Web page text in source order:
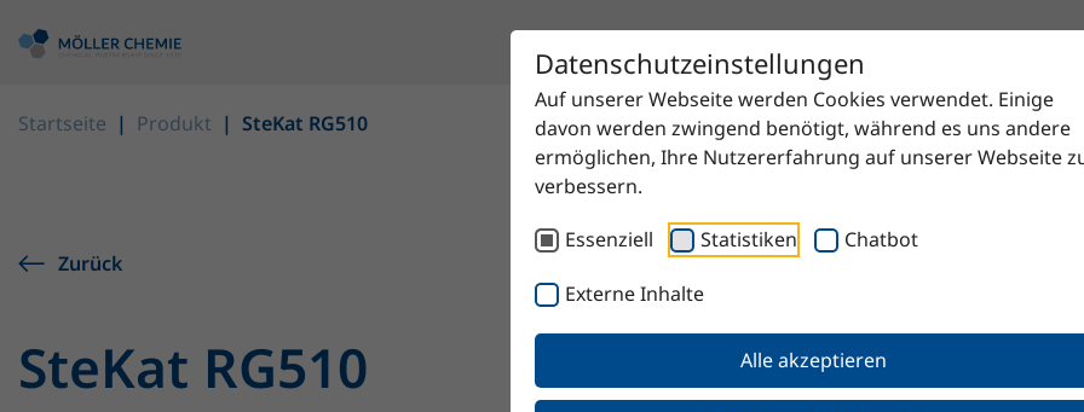
Datenschutzeinstellungen
Auf unserer Webseite werden Cookies verwendet. Einige
davon werden zwingend benötigt, während es uns andere
ermöglichen, Ihre Nutzererfahrung auf unserer Webseite
verbessern.
Essenziell
Statistiken Chatbot
Externe Inhalte
Alle akzeptieren
Startseite Produkt SteKat RG510
Zurück
SteKat RG510